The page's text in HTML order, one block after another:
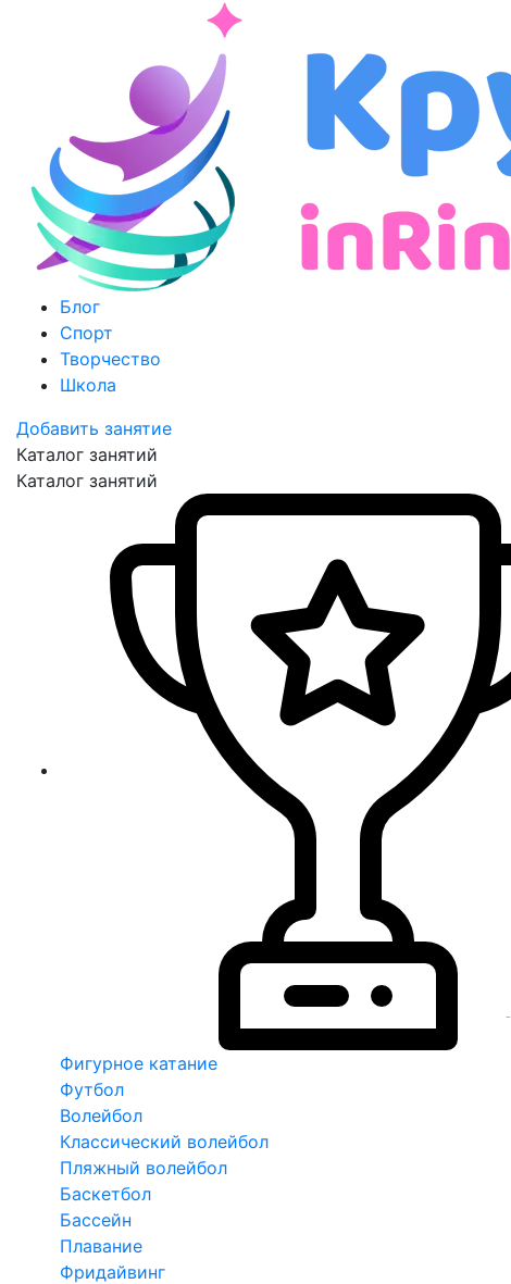
Блог
Спорт
Творчество
Школа
Добавить занятие
Каталог занятий
Каталог занятий
Фигурное катание
Футбол
Волейбол
Классический волейбол
Пляжный волейбол
Баскетбол
Бассейн
Плавание
Фридайвинг